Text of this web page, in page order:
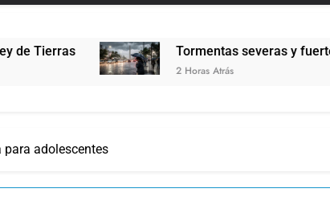
Tormentas severas y fuertes
2 Horas Atrás
adolescentes